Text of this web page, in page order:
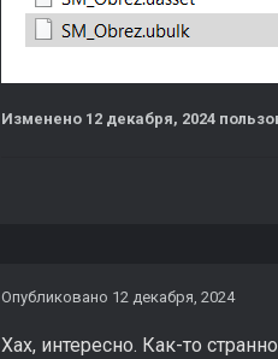
Изменено 12 декабря, 2024
Опубликовано 12 декабря, 2024
Хах, интересно. Как-то